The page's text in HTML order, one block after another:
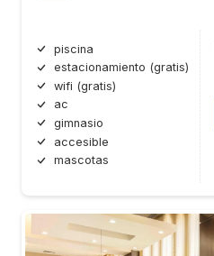
piscina
estacionamiento (gratis)
wifi (gratis)
ac
gimnasio
accesible
mascotas